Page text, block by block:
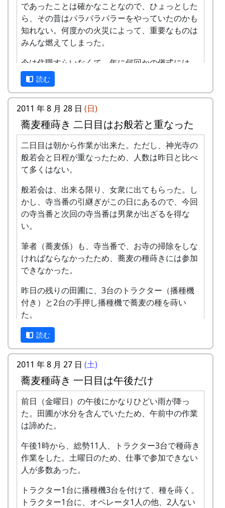
であったことは確かなことなので、ひょっとした
ら、その昔はパラパラパラーをやっていたのかも
知れない。何度かの火災によって、重要なものは
みんな燃えてしまった。
今は住職すらいなくて、年に何回かの儀式には、
別のお寺からお坊さんがやってくることになって
いる。
今回は蕎麦の種蒔きと日程が重なってしまったた
め、男衆でなく女衆が多く集った。
読む
2011 年 8 月 28 日 (日)
蕎麦種蒔き 二日目はお般若と重なった
二日目は朝から作業が出来た。ただし、神光寺の
般若会と日程が重なったため、人数は昨日と比べ
て多くはない。
般若会は、出来る限り、女衆に出てもらった。し
かし、寺当番の引継ぎがこの日にあるので、今回
の寺当番と次回の寺当番は男衆が出ざるを得な
い。
筆者（蕎麦係）も、寺当番で、お寺の掃除をしな
ければならなかったため、蕎麦の種蒔きには参加
できなかった。
昨日の残りの田圃に、3台のトラクター（播種機
付き）と2台の手押し播種機で蕎麦の種を蒔い
た。
問題発生。蕎麦の種が足りなくなった。ネキリム
シ対策の農薬も足りなくなった。わちゃー。蕎麦
係の失策。何とかかんとか、蕎麦の種や農薬を都
合して、どうにか乗り切ることが出来た。
般若会が終ったのと種蒔きが終ったのがほぼ同じ
時刻の午後4時頃。
トラクターやら播種機やらの後片付けをして、5
ビールで慰労会。
やれやれ。何とか終った。
読む
2011 年 8 月 27 日 (土)
蕎麦種蒔き 一日目は午後だけ
前日（金曜日）の午後にかなりひどい雨が降っ
た。田圃が水分を含んでいたため、午前中の作業
は諦めた。
午後1時から、総勢11人、トラクター3台で種蒔き
作業をした。土曜日のため、仕事で参加できない
人が多数あった。
トラクター1台に播種機3台を付けて、種を蒔く。
トラクター1台に、オペレータ1人の他、2人ない